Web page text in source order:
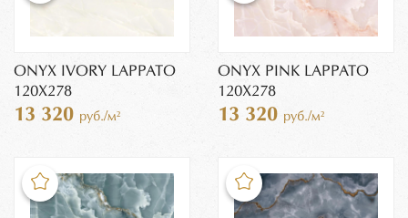
ONYX IVORY LAPPATO
120X278
13 320 руб./м²
ONYX PINK LAPPATO
120X278
13 320 руб./м²